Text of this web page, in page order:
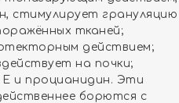
стимулирует грануляцию
тканей;
действием;
на почки;
и процианидин. Эти
борются с